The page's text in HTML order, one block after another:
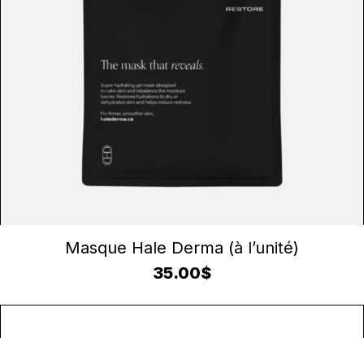
CONTINUER LA LECTURE
Masque Hale Derma (à l’unité)
35.00$